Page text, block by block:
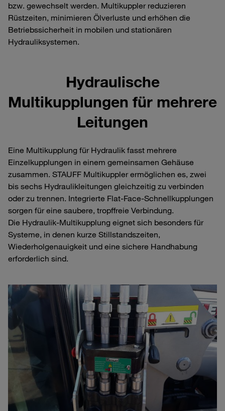
bzw. gewechselt werden. Multikuppler reduzieren
Rüstzeiten, minimieren Ölverluste und erhöhen die
Betriebssicherheit in mobilen und stationären
Hydrauliksystemen.
Hydraulische
Multikupplungen für mehrere
Leitungen
Eine Multikupplung für Hydraulik fasst mehrere
Einzelkupplungen in einem gemeinsamen Gehäuse
zusammen. STAUFF Multikuppler ermöglichen es, zwei
bis sechs Hydraulikleitungen gleichzeitig zu verbinden
oder zu trennen. Integrierte Flat-Face-Schnellkupplungen
sorgen für eine saubere, tropffreie Verbindung.
Die Hydraulik-Multikupplung eignet sich besonders für
Systeme, in denen kurze Stillstandszeiten,
Wiederholgenauigkeit und eine sichere Handhabung
erforderlich sind.